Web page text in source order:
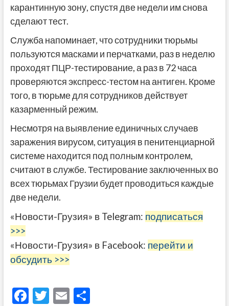
карантинную зону, спустя две недели им снова
сделают тест.
Служба напоминает, что сотрудники тюрьмы
пользуются масками и перчатками, раз в неделю
проходят ПЦР-тестирование, а раз в 72 часа
проверяются экспресс-тестом на антиген. Кроме
того, в тюрьме для сотрудников действует
казарменный режим.
Несмотря на выявление единичных случаев
заражения вирусом, ситуация в пенитенциарной
системе находится под полным контролем,
считают в службе. Тестирование заключенных во
всех тюрьмах Грузии будет проводиться каждые
две недели.
«Новости-Грузия» в Telegram: подписаться
>>>
«Новости-Грузия» в Facebook: перейти и
обсудить >>>
F T E О